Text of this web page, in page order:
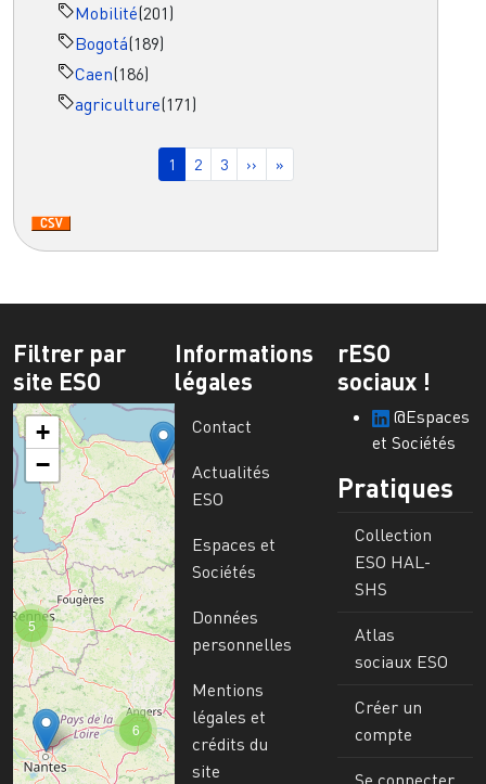
Mobilité(201)
Bogotá(189)
Caen(186)
agriculture(171)
Page courante
1 Page
2 Page
3 Page suivante
›› Dernière page
»
Filtrer par
site ESO
6
5
+
−
Informations
légales
Contact
Actualités
ESO
Espaces et
Sociétés
Données
personnelles
Mentions
légales et
crédits du
site
rESO
sociaux !
@Espaces
et Sociétés
Pratiques
Collection
ESO HAL-
SHS
Atlas
sociaux ESO
Créer un
compte
Se connecter